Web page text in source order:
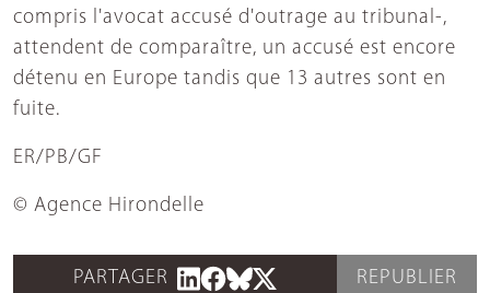
compris l'avocat accusé d'outrage au tribunal-,
attendent de comparaître, un accusé est encore
détenu en Europe tandis que 13 autres sont en
fuite.
ER/PB/GF
© Agence Hirondelle
PARTAGER REPUBLIER